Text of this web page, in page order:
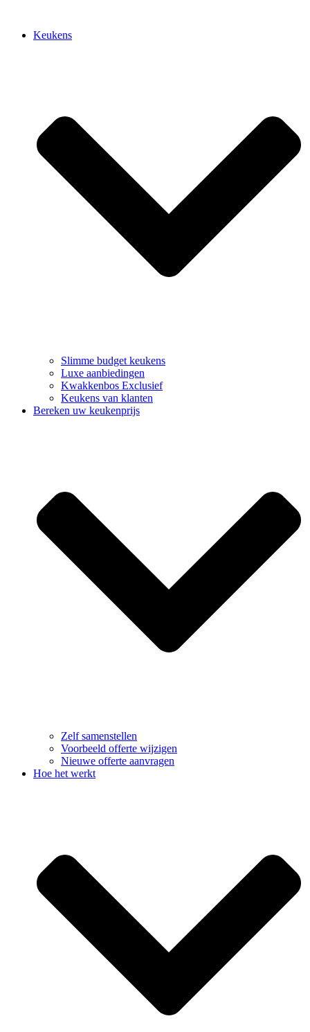
Keukens
Slimme budget keukens
Luxe aanbiedingen
Kwakkenbos Exclusief
Keukens van klanten
Bereken uw keukenprijs
Zelf samenstellen
Voorbeeld offerte wijzigen
Nieuwe offerte aanvragen
Hoe het werkt